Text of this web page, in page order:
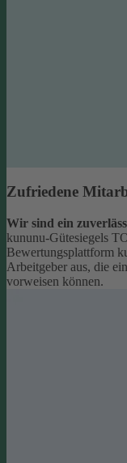
Zufriedene
Wir sind ein
kununu-Gütesiegels
Bewertungsplattform
Arbeitgeber aus, die
vorweisen können.